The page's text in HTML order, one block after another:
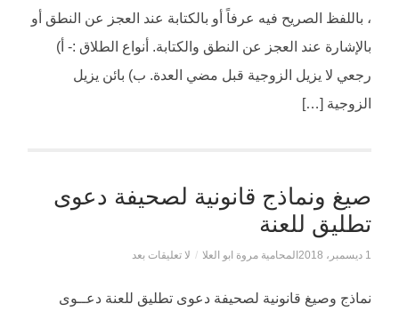
، باللفظ الصريح فيه عرفاً أو بالكتابة عند العجز عن النطق أو
بالإشارة عند العجز عن النطق والكتابة. أنواع الطلاق :- أ)
رجعي لا يزيل الزوجية قبل مضي العدة. ب) بائن يزيل
الزوجية […]
صيغ ونماذج قانونية لصحيفة دعوى
تطليق للعنة
1 ديسمبر، 2018 المحامية مروة ابو العلا / لا تعليقات بعد
نماذج وصيغ قانونية لصحيفة دعوى تطليق للعنة دعــوى